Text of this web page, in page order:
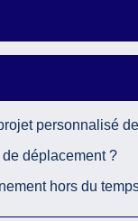
personnalisé
déplacement ?
hors du